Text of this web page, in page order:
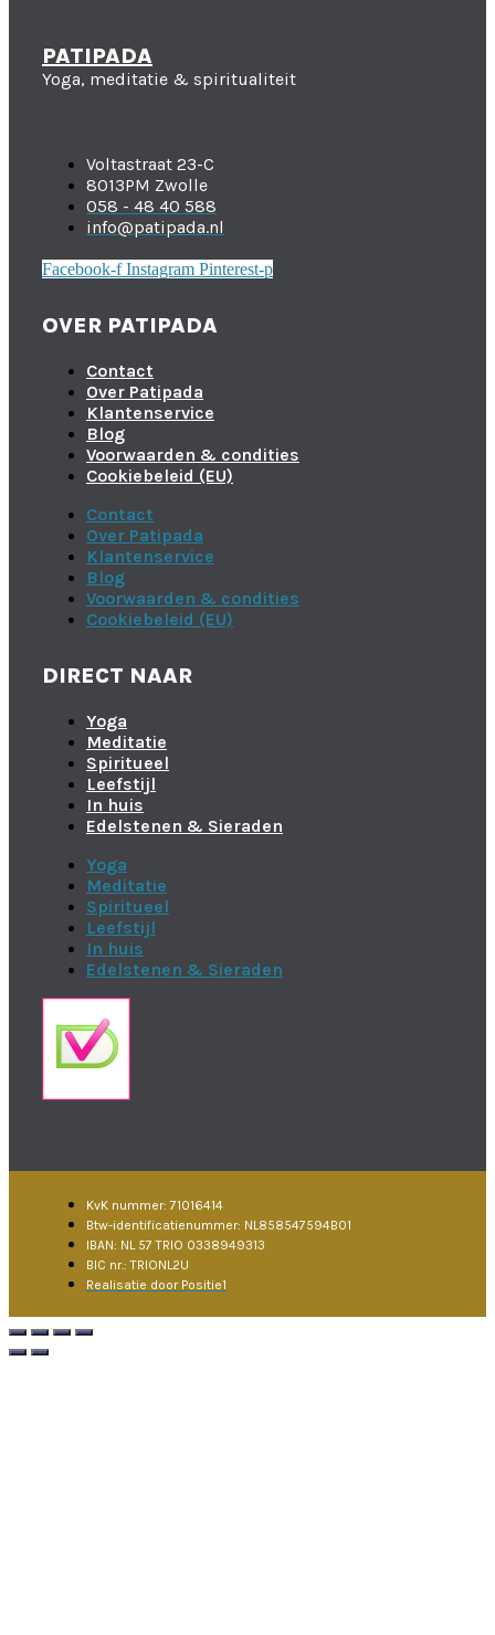
PATIPADA
Yoga, meditatie & spiritualiteit
Voltastraat 23-C
8013PM Zwolle
058 - 48 40 588
info@patipada.nl
Facebook-f Instagram Pinterest-p
OVER PATIPADA
Contact
Over Patipada
Klantenservice
Blog
Voorwaarden & condities
Cookiebeleid (EU)
Contact
Over Patipada
Klantenservice
Blog
Voorwaarden & condities
Cookiebeleid (EU)
DIRECT NAAR
Yoga
Meditatie
Spiritueel
Leefstijl
In huis
Edelstenen & Sieraden
Yoga
Meditatie
Spiritueel
Leefstijl
In huis
Edelstenen & Sieraden
KvK nummer: 71016414
Btw-identificatienummer: NL858547594B01
IBAN: NL 57 TRIO 0338949313
BIC nr.: TRIONL2U
Realisatie door Positie1